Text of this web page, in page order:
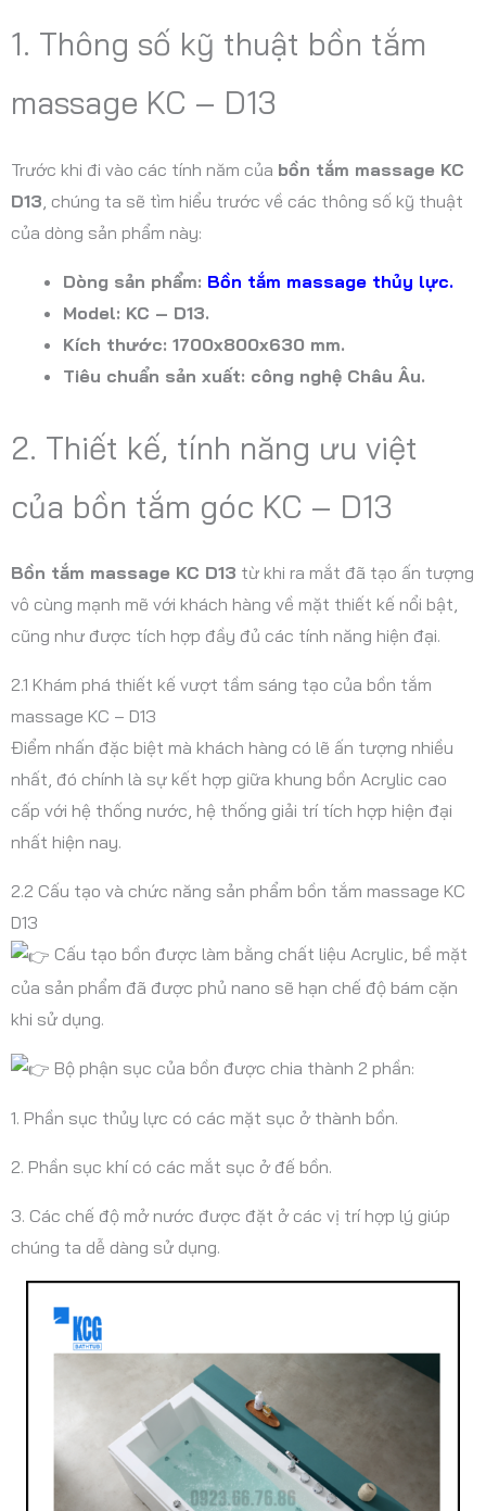
1. Thông số kỹ thuật bồn tắm
massage KC – D13
Trước khi đi vào các tính năm của bồn tắm massage KC
D13 , chúng ta sẽ tìm hiểu trước về các thông số kỹ thuật
của dòng sản phẩm này:
Dòng sản phẩm: Bồn tắm massage thủy lực.
Model: KC – D13.
Kích thước: 1700x800x630 mm.
Tiêu chuẩn sản xuất: công nghệ Châu Âu.
2. Thiết kế, tính năng ưu việt
của bồn tắm góc KC – D13
Bồn tắm massage KC D13 từ khi ra mắt đã tạo ấn tượng
vô cùng mạnh mẽ với khách hàng về mặt thiết kế nổi bật,
cũng như được tích hợp đầy đủ các tính năng hiện đại.
2.1 Khám phá thiết kế vượt tầm sáng tạo của bồn tắm
massage KC – D13
Điểm nhấn đặc biệt mà khách hàng có lẽ ấn tượng nhiều
nhất, đó chính là sự kết hợp giữa khung bồn Acrylic cao
cấp với hệ thống nước, hệ thống giải trí tích hợp hiện đại
nhất hiện nay.
2.2 Cấu tạo và chức năng sản phẩm bồn tắm massage KC
D13
Cấu tạo bồn được làm bằng chất liệu Acrylic, bề mặt
của sản phẩm đã được phủ nano sẽ hạn chế độ bám cặn
khi sử dụng.
Bộ phận sục của bồn được chia thành 2 phần:
1. Phần sục thủy lực có các mặt sục ở thành bồn.
2. Phần sục khí có các mắt sục ở đế bồn.
3. Các chế độ mở nước được đặt ở các vị trí hợp lý giúp
chúng ta dễ dàng sử dụng.